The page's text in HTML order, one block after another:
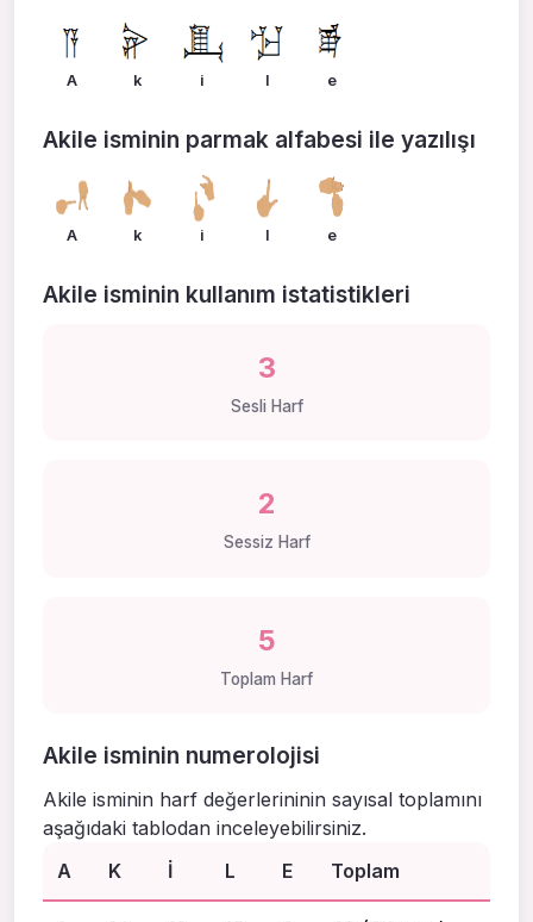
A k i l e
Akile isminin parmak alfabesi ile yazılışı
A k i l e
Akile isminin kullanım istatistikleri
3
Sesli Harf
2
Sessiz Harf
5
Toplam Harf
Akile isminin numerolojisi
Akile isminin harf değerlerininin sayısal toplamını
aşağıdaki tablodan inceleyebilirsiniz.
A
K I L E Toplam